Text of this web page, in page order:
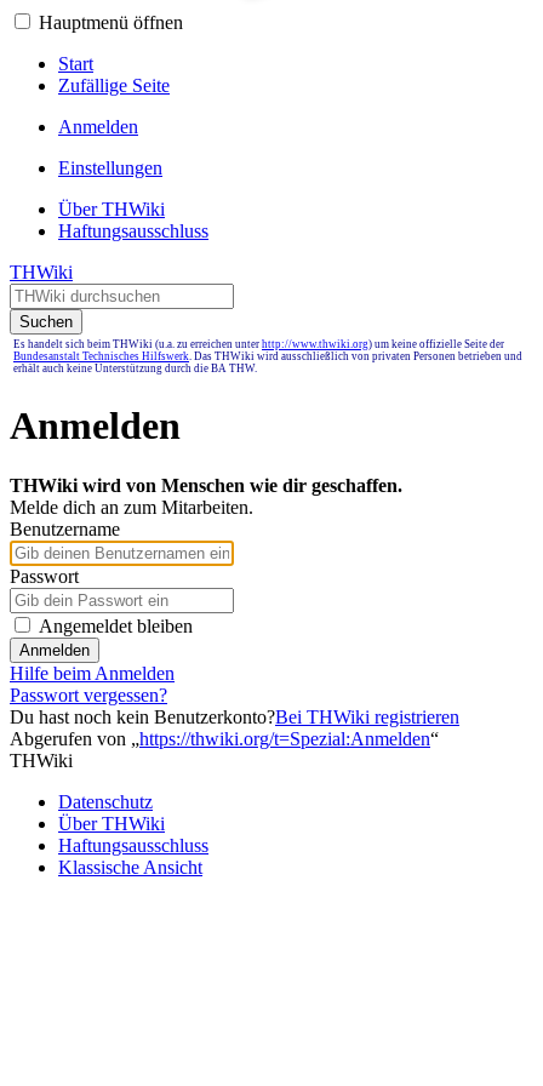
Hauptmenü öffnen
Start
Zufällige Seite
Anmelden
Einstellungen
Über THWiki
Haftungsausschluss
THWiki
Suchen
Es handelt sich beim THWiki (u.a. zu erreichen unter http://www.thwiki.org) um keine offizielle Seite der
Bundesanstalt Technisches Hilfswerk. Das THWiki wird ausschließlich von privaten Personen betrieben und
erhält auch keine Unterstützung durch die BA THW.
Anmelden
THWiki wird von Menschen wie dir geschaffen.
Melde dich an zum Mitarbeiten.
Benutzername
Passwort
Angemeldet bleiben
Anmelden
Hilfe beim Anmelden
Passwort vergessen?
Du hast noch kein Benutzerkonto?Bei THWiki registrieren
Abgerufen von „https://thwiki.org/t=Spezial:Anmelden“
THWiki
Datenschutz
Über THWiki
Haftungsausschluss
Klassische Ansicht